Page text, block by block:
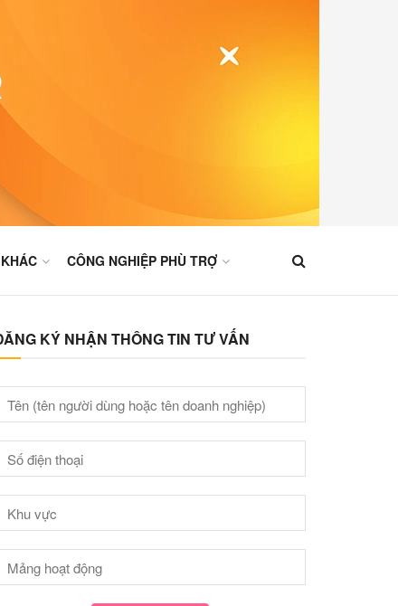
CÔNG NGHIỆP PHÙ TRỢ
KÝ NHẬN THÔNG TIN TƯ VẤN